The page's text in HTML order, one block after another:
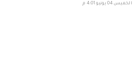
الخميس 04 يونيو 4:01 م